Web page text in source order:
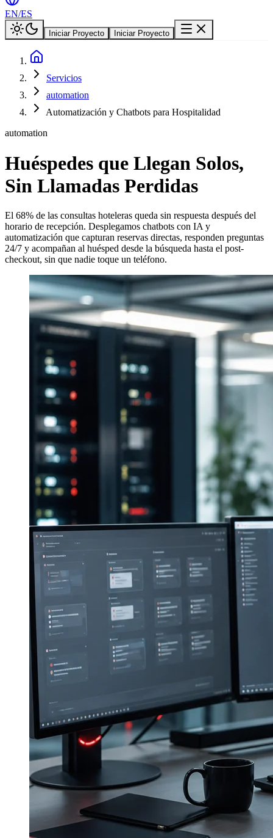
EN/ES
Iniciar Proyecto Iniciar Proyecto
Servicios
automation
Automatización y Chatbots para Hospitalidad
automation
Huéspedes que Llegan Solos,
Sin Llamadas Perdidas
El 68% de las consultas hoteleras queda sin respuesta después del
horario de recepción. Desplegamos chatbots con IA y
automatización que capturan reservas directas, responden preguntas
24/7 y acompañan al huésped desde la búsqueda hasta el post-
checkout, sin que nadie toque un teléfono.